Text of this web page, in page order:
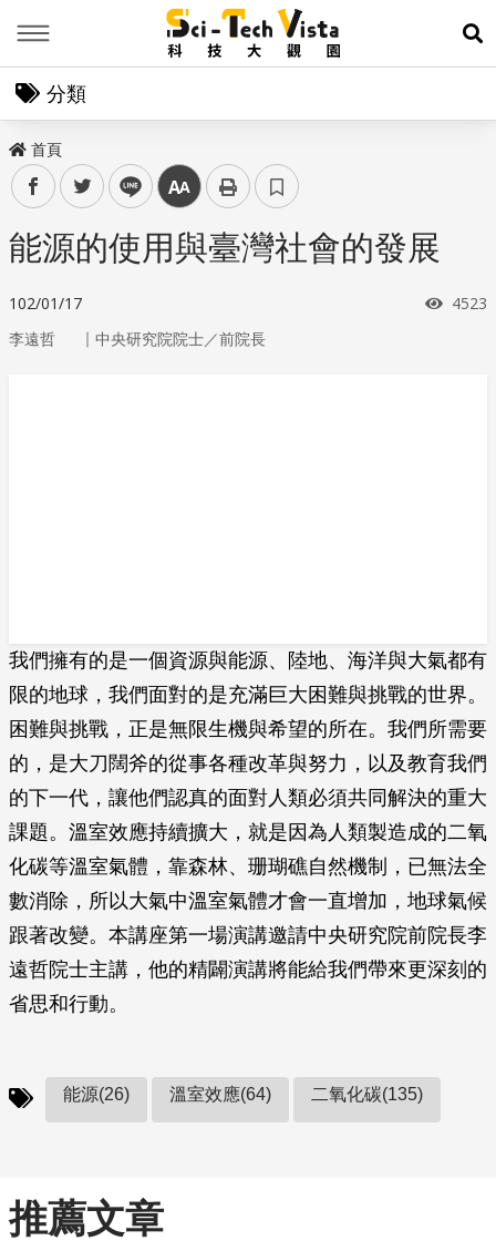
展
分類
首頁
facebooktwitter line 中
能源的使用與臺灣社會的發展
102/01/17 瀏覽
4523
李遠哲 ｜ 中央研究院院士／前院長
我們擁有的是一個資源與能源、陸地、海洋與大氣都有
限的地球，我們面對的是充滿巨大困難與挑戰的世界。
困難與挑戰，正是無限生機與希望的所在。我們所需要
的，是大刀闊斧的從事各種改革與努力，以及教育我們
的下一代，讓他們認真的面對人類必須共同解決的重大
課題。溫室效應持續擴大，就是因為人類製造成的二氧
化碳等溫室氣體，靠森林、珊瑚礁自然機制，已無法全
數消除，所以大氣中溫室氣體才會一直增加，地球氣候
跟著改變。本講座第一場演講邀請中央研究院前院長李
遠哲院士主講，他的精闢演講將能給我們帶來更深刻的
省思和行動。
能源(26) 溫室效應(64) 二氧化碳(135)
推薦文章